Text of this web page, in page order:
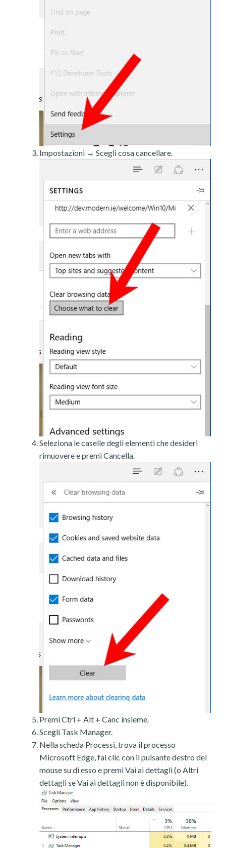
Impostazioni → Scegli cosa cancellare.
Seleziona le caselle degli elementi che desideri
rimuovere e premi Cancella.
Premi Ctrl + Alt + Canc insieme.
Scegli Task Manager.
Nella scheda Processi, trova il processo
Microsoft Edge, fai clic con il pulsante destro del
mouse su di esso e premi Vai ai dettagli (o Altri
dettagli se Vai ai dettagli non è disponibile).